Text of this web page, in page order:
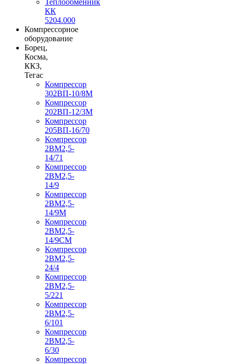
Теплообменник
КК
5204.000
Компрессорное
оборудование
Борец,
Косма,
ККЗ,
Тегас
Компрессор
302ВП-10/8М
Компрессор
202ВП-12/3М
Компрессор
205ВП-16/70
Компрессор
2ВМ2,5-
14/71
Компрессор
2ВМ2,5-
14/9
Компрессор
2ВМ2,5-
14/9М
Компрессор
2ВМ2,5-
14/9СМ
Компрессор
2ВМ2,5-
24/4
Компрессор
2ВМ2,5-
5/221
Компрессор
2ВМ2,5-
6/101
Компрессор
2ВМ2,5-
6/30
Компрессор